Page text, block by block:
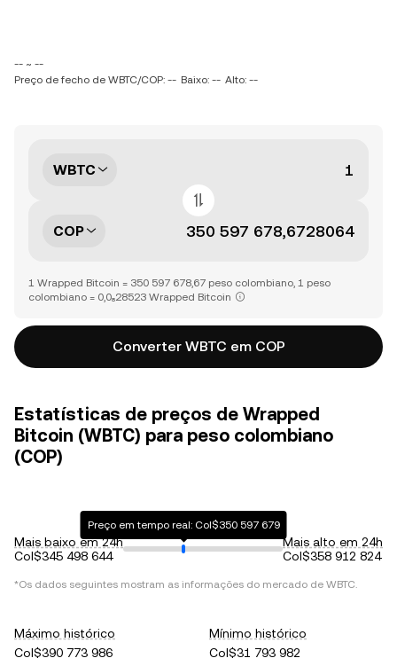
-- ~ --
Preço de fecho de WBTC/COP: -- Baixo: -- Alto: --
WBTC
COP
1 Wrapped Bitcoin = 350 597 678,67 peso colombiano, 1 peso
colombiano = 0,0₈28523 Wrapped Bitcoin
Converter WBTC em COP
Estatísticas de preços de Wrapped
Bitcoin (WBTC) para peso colombiano
(COP)
Mais baixo em 24h
Col$345 498 644
Preço em tempo real: Col$350 597 679
Mais alto em 24h
Col$358 912 824
*Os dados seguintes mostram as informações do mercado de WBTC.
Máximo histórico
Col$390 773 986
Mínimo histórico
Col$31 793 982